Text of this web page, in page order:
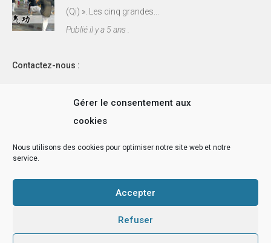
Gérer le consentement aux
cookies
Nous utilisons des cookies pour optimiser notre site web et notre
service.
Accepter
Refuser
(Qi) ». Les cinq grandes...
Publié il y a 5 ans .
Contactez-nous :
31100 Toulouse,
Téléphone: (+33) 6 08 12 14 12
E-mail:contact@medecinechinoise-cmc.com